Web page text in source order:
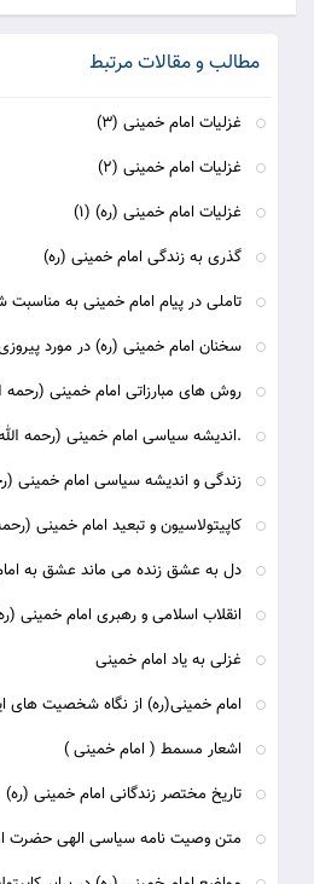
مطالب و مقالات مرتبط
غزلیات امام خمینی (3)
غزلیات امام خمینی (2)
غزلیات امام خمینی (ره) (1)
گذری به زندگی امام خمینی (ره)
تاملی در پیام امام خمینی به
سخنان امام خمینی (ره) در مورد
روش های مبارزاتی امام خمینی (رحمه
.اندیشه سیاسی امام خمینی (رحمه
زندگی و اندیشه سیاسی امام خمینی
کاپیتولاسیون و تبعید امام خمینی
دل به عشق زنده می ماند عشق به
انقلاب اسلامی و رهبری امام خمینی
غزلی به یاد امام خمینی
امام خمینی(ره) از نگاه شخصیت های
اشعار مسمط ( امام خمینی )
تاریخ مختصر زندگانی امام خمینی (ره)
متن وصیت نامه سیاسی الهی حضرت